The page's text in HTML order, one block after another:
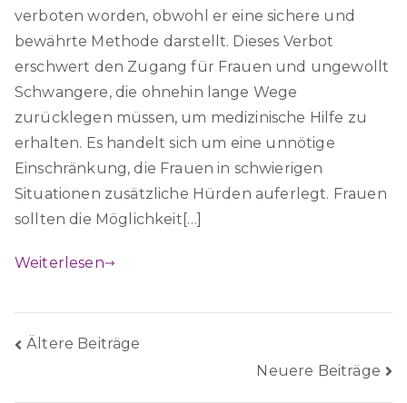
verboten worden, obwohl er eine sichere und
bewährte Methode darstellt. Dieses Verbot
erschwert den Zugang für Frauen und ungewollt
Schwangere, die ohnehin lange Wege
zurücklegen müssen, um medizinische Hilfe zu
erhalten. Es handelt sich um eine unnötige
Einschränkung, die Frauen in schwierigen
Situationen zusätzliche Hürden auferlegt. Frauen
sollten die Möglichkeit[…]
Weiterlesen
Beitragsnavigation
Ältere Beiträge
Neuere Beiträge